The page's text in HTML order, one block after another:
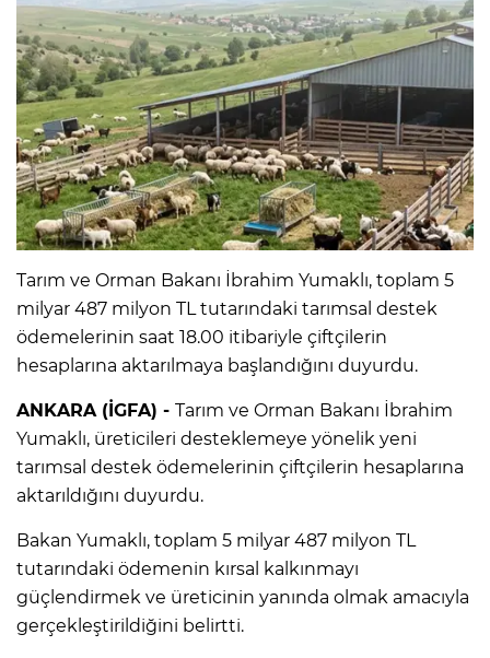
Tarım ve Orman Bakanı İbrahim Yumaklı, toplam 5
milyar 487 milyon TL tutarındaki tarımsal destek
ödemelerinin saat 18.00 itibariyle çiftçilerin
hesaplarına aktarılmaya başlandığını duyurdu.
ANKARA (İGFA) - Tarım ve Orman Bakanı İbrahim
Yumaklı, üreticileri desteklemeye yönelik yeni
tarımsal destek ödemelerinin çiftçilerin hesaplarına
aktarıldığını duyurdu.
Bakan Yumaklı, toplam 5 milyar 487 milyon TL
tutarındaki ödemenin kırsal kalkınmayı
güçlendirmek ve üreticinin yanında olmak amacıyla
gerçekleştirildiğini belirtti.